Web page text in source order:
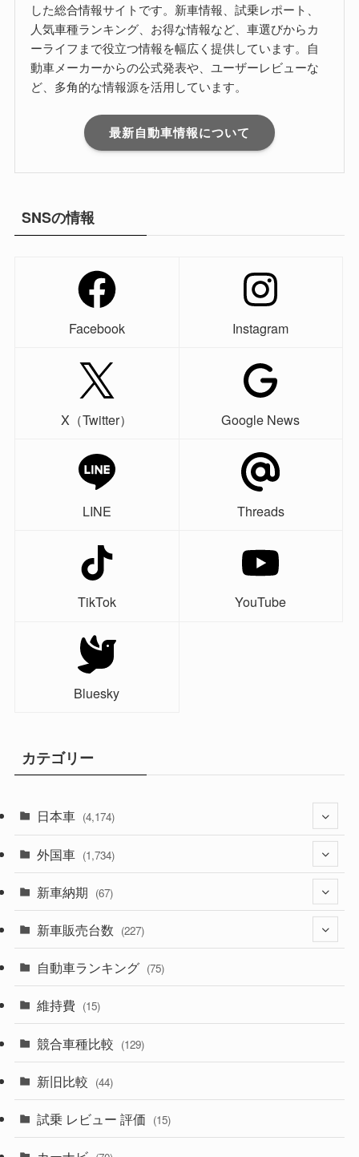
した総合情報サイトです。新車情報、試乗レポート、
人気車種ランキング、お得な情報など、車選びからカ
ーライフまで役立つ情報を幅広く提供しています。自
動車メーカーからの公式発表や、ユーザーレビューな
ど、多角的な情報源を活用しています。
最新自動車情報について
SNSの情報
Facebook Instagram
X（Twitter） Google News
LINE Threads
TikTok YouTube
Bluesky
カテゴリー
日本車 (4,174)
(1,321)
(329)
(526)
(357)
(328)
(194)
(230)
(253)
外国車 (1,734)
(242)
(85)
(84)
(14)
(222)
新車納期 (67)
(28)
(8)
(3)
(3)
(5)
新車販売台数 (227)
(21)
(5)
(7)
自動車ランキング (75)
維持費 (15)
競合車種比較 (129)
新旧比較 (44)
試乗 レビュー 評価 (15)